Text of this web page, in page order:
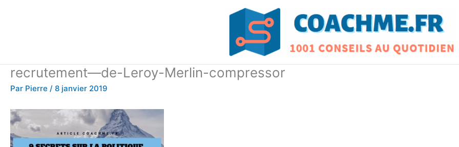
recrutement—de-Leroy-Merlin-compressor
Par Pierre / 8 janvier 2019